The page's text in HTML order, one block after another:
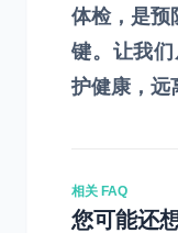
体检，是预
键。让我
护健康，远
相关 FAQ
您可能还